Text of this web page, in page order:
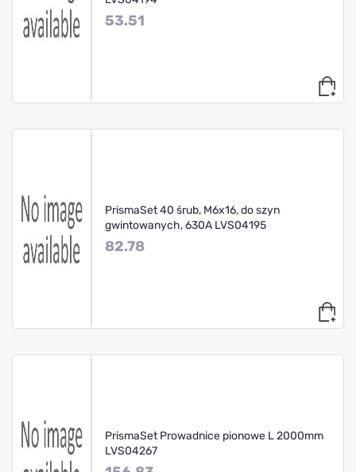
53.51
PrismaSet 40 śrub, M6x16, do szyn
gwintowanych, 630A LVS04195
82.78
PrismaSet Prowadnice pionowe L 2000mm
LVS04267